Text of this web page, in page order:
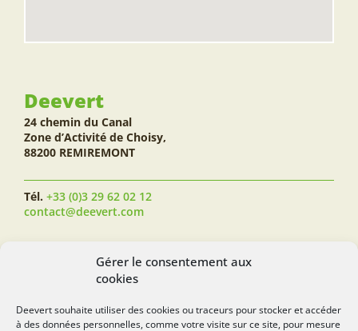
Gérer le consentement aux
cookies
Deevert souhaite utiliser des cookies ou traceurs pour stocker et accéder
à des données personnelles, comme votre visite sur ce site, pour mesure
Deevert
24 chemin du Canal
Zone d’Activité de Choisy,
88200 REMIREMONT
Tél. +33 (0)3 29 62 02 12
contact@deevert.com
SUIVEZ-NOUS...